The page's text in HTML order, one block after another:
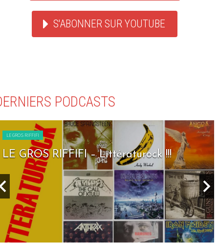
S'ABONNER SUR YOUTUBE
PODCASTS
LE GROS RIFFIFI
LE GROS RIFFIFI – Littératurock !!!